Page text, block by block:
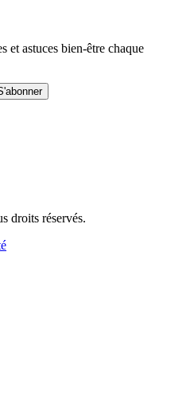
et astuces bien-être chaque
droits réservés.